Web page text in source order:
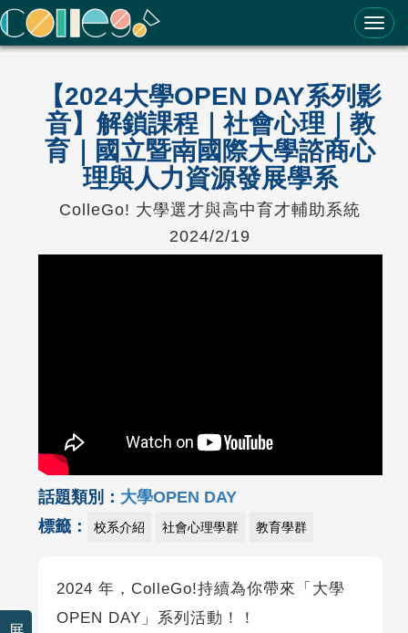
ColleGo! 大學選才與高中育才輔助系統
【2024大學OPEN DAY系列影
音】解鎖課程｜社會心理｜教
育｜國立暨南國際大學諮商心
理與人力資源發展學系
ColleGo! 大學選才與高中育才輔助系統
2024/2/19
話題類別： 大學OPEN DAY
標籤：
校系介紹 社會心理學群 教育學群
2024 年，ColleGo!持續為你帶來「大學
OPEN DAY」系列活動！！